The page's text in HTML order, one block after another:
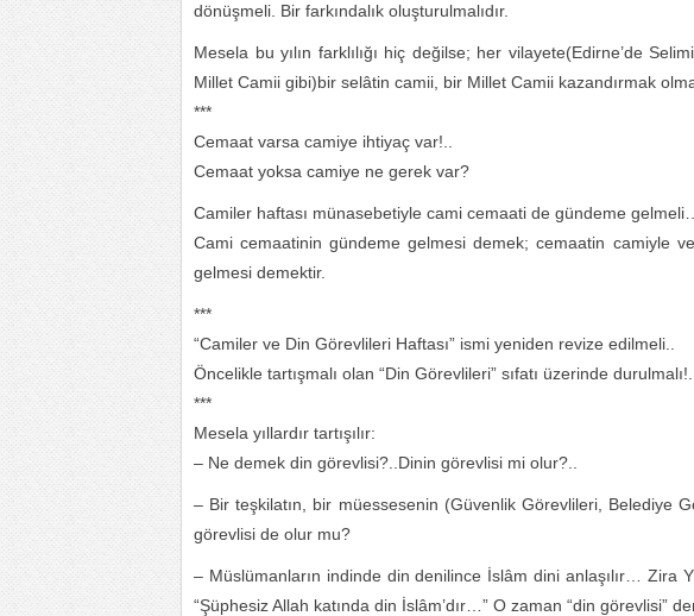
dönüşmeli. Bir farkındalık oluşturulmalıdır.
Mesela bu yılın farklılığı hiç değilse; her vilayete(Edirne’de
Millet Camii gibi)bir selâtin camii, bir Millet Camii kazandırmak
***
Cemaat varsa camiye ihtiyaç var!..
Cemaat yoksa camiye ne gerek var?
Camiler haftası münasebetiyle cami cemaati de gündeme gelmeli…
Cami cemaatinin gündeme gelmesi demek; cemaatin camiyle
gelmesi demektir.
***
“Camiler ve Din Görevlileri Haftası” ismi yeniden revize edilmeli..
Öncelikle tartışmalı olan “Din Görevlileri” sıfatı üzerinde durulmalı!..
***
Mesela yıllardır tartışılır:
– Ne demek din görevlisi?..Dinin görevlisi mi olur?..
– Bir teşkilatın, bir müessesenin (Güvenlik Görevlileri, Belediye
görevlisi de olur mu?
– Müslümanların indinde din denilince İslâm dini anlaşılır… Zira
“Şüphesiz Allah katında din İslâm’dır…” O zaman “din görevlisi”